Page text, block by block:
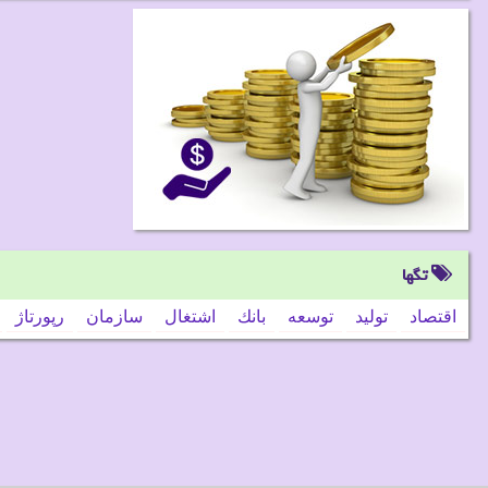
تگها
اقتصاد تولید توسعه بانك اشتغال سازمان رپورتاژ